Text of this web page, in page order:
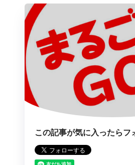
この記事が気に入ったらフ